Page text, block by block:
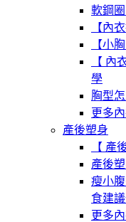
軟鋼
【內
【小
【 內
學
胸型
更多
產後塑身
【 產
產後
瘦小
食建
更多